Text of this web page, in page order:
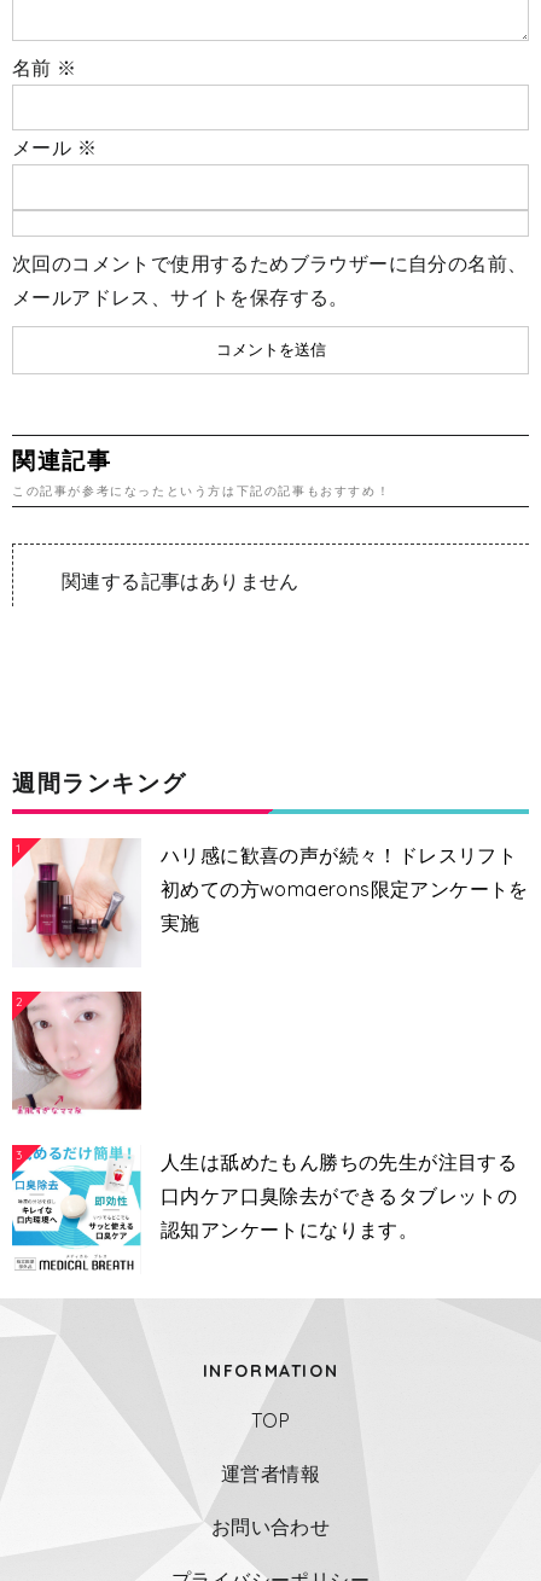
名前 ※
メール ※
次回のコメントで使用するためブラウザーに自分の名前、
メールアドレス、サイトを保存する。
関連記事
この記事が参考になったという方は下記の記事もおすすめ！
関連する記事はありません
週間ランキング
1
ハリ感に歓喜の声が続々！ドレスリフト
初めての方womaerons限定アンケートを
実施
2
3
人生は舐めたもん勝ちの先生が注目する
口内ケア口臭除去ができるタブレットの
認知アンケートになります。
INFORMATION
TOP
運営者情報
お問い合わせ